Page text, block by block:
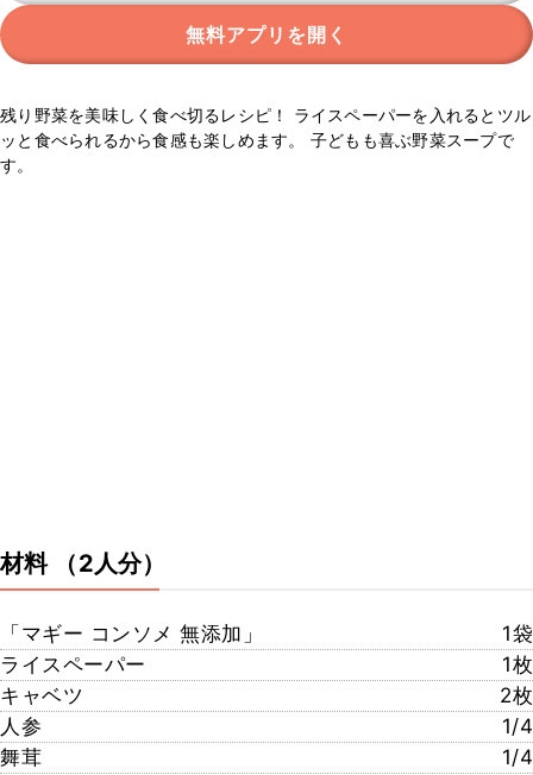
無料アプリを開く
残り野菜を美味しく食べ切るレシピ！ ライスペーパーを入れるとツル
ッと食べられるから食感も楽しめます。 子どもも喜ぶ野菜スープで
す。
材料 （2人分）
「マギー コンソメ 無添加」
1袋
ライスペーパー
1枚
キャベツ
2枚
人参
1/4
舞茸
1/4